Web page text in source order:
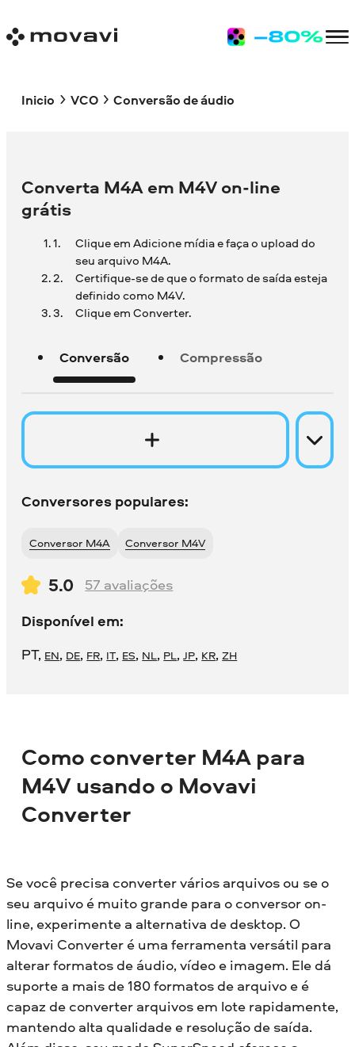
Inicio VCO Conversão de áudio
Converta M4A em M4V on-line
grátis
Clique em Adicione mídia e faça o upload do
seu arquivo M4A.
Certifique-se de que o formato de saída esteja
definido como M4V.
Clique em Converter.
Conversão Compressão
Conversores populares:
Conversor M4A Conversor M4V
5.0 57 avaliações
Disponível em:
PT, EN, DE, FR, IT, ES, NL, PL,JP, KR,ZH
Como converter M4A para
M4V usando o Movavi
Converter
Se você precisa converter vários arquivos ou se o
seu arquivo é muito grande para o conversor on-
line, experimente a alternativa de desktop. O
Movavi Converter é uma ferramenta versátil para
alterar formatos de áudio, vídeo e imagem. Ele dá
suporte a mais de 180 formatos de arquivo e é
capaz de converter arquivos em lote rapidamente,
mantendo alta qualidade e resolução de saída.